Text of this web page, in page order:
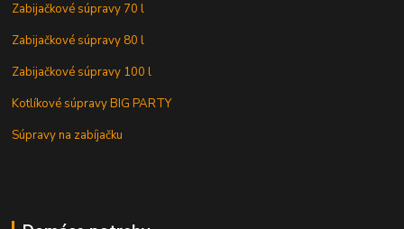
Zabijačkové súpravy 70 l
Zabijačkové súpravy 80 l
Zabijačkové súpravy 100 l
Kotlíkové súpravy BIG PARTY
Súpravy na zabíjačku